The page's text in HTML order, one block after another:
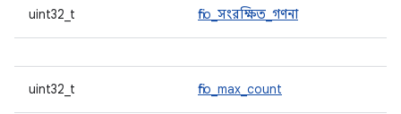
uint32_t fifo_সংরক্ষিত_গণনা
uint32_t fifo_max_count